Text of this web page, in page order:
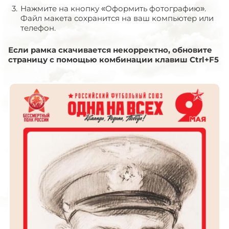
Нажмите на кнопку «Оформить фотографию».
Файл макета сохранится на ваш компьютер или
телефон.
Если рамка скачивается некорректно, обновите
страницу с помощью комбинации клавиш Ctrl+F5